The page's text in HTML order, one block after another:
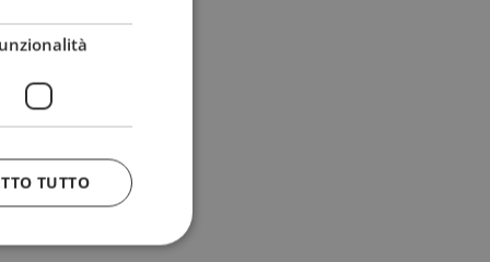
TUTTO